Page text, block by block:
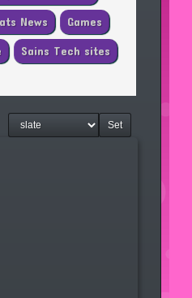
News Games
Sains Tech sites